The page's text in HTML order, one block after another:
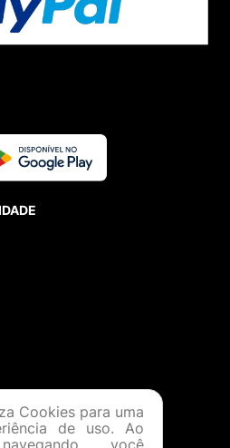
Cookies para uma
de uso. Ao